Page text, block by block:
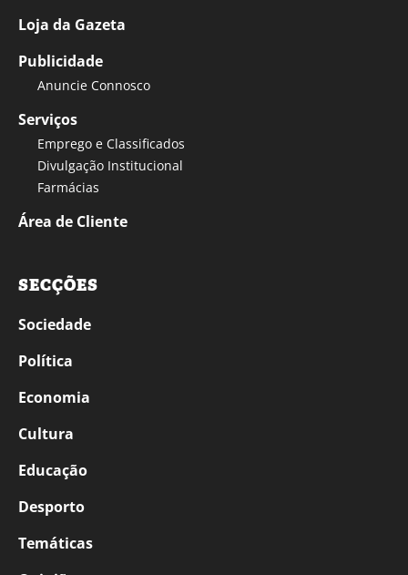
Loja da Gazeta
Publicidade
Anuncie Connosco
Serviços
Emprego e Classificados
Divulgação Institucional
Farmácias
Área de Cliente
SECÇÕES
Sociedade
Política
Economia
Cultura
Educação
Desporto
Temáticas